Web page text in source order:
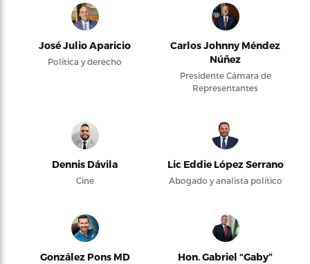
José Julio Aparicio
Política y derecho
Carlos Johnny Méndez
Núñez
Presidente Cámara de
Representantes
Dennis Dávila
Cine
Lic Eddie López Serrano
Abogado y analista político
González Pons MD
Hon. Gabriel “Gaby”